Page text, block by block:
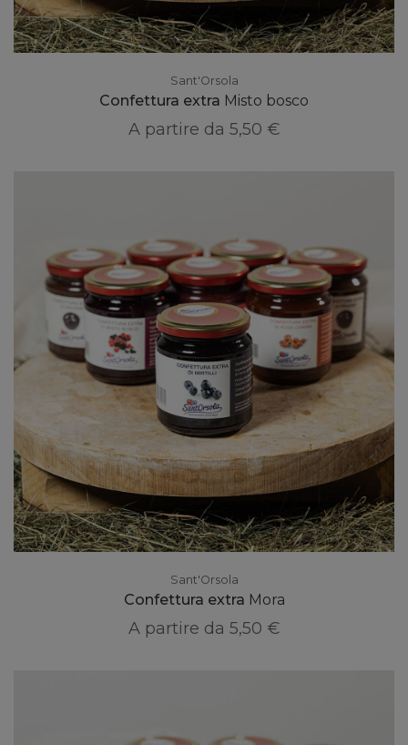
Sant'Orsola
Confettura extra Misto bosco
A partire da 5,50 €
Sant'Orsola
Confettura extra Mora
A partire da 5,50 €